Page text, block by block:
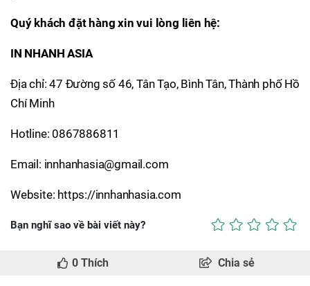
Quý khách đặt hàng xin vui lòng liên hệ:
IN NHANH ASIA
Địa chỉ: 47 Đường số 46, Tân Tạo, Bình Tân, Thành phố Hồ
Chí Minh
Hotline: 0867886811
Email: innhanhasia@gmail.com
Website: https://innhanhasia.com
Bạn nghĩ sao về bài viết này?
0 Thích Chia sẻ